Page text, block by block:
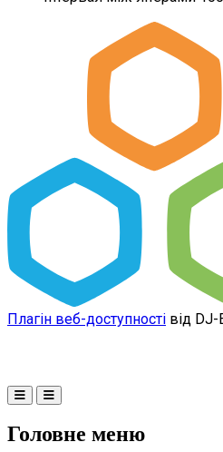
Плагін веб-доступності від
Головне меню